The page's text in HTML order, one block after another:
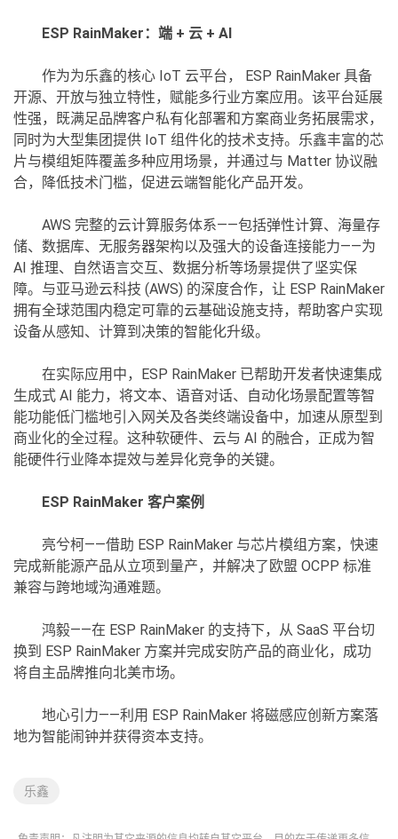
ESP RainMaker：端 + 云 + AI
作为为乐鑫的核心 IoT 云平台， ESP RainMaker 具备
开源、开放与独立特性，赋能多行业方案应用。该平台延展
性强，既满足品牌客户私有化部署和方案商业务拓展需求，
同时为大型集团提供 IoT 组件化的技术支持。乐鑫丰富的芯
片与模组矩阵覆盖多种应用场景，并通过与 Matter 协议融
合，降低技术门槛，促进云端智能化产品开发。
AWS 完整的云计算服务体系——包括弹性计算、海量存
储、数据库、无服务器架构以及强大的设备连接能力——为
AI 推理、自然语言交互、数据分析等场景提供了坚实保
障。与亚马逊云科技 (AWS) 的深度合作，让 ESP RainMaker
拥有全球范围内稳定可靠的云基础设施支持，帮助客户实现
设备从感知、计算到决策的智能化升级。
在实际应用中，ESP RainMaker 已帮助开发者快速集成
生成式 AI 能力，将文本、语音对话、自动化场景配置等智
能功能低门槛地引入网关及各类终端设备中，加速从原型到
商业化的全过程。这种软硬件、云与 AI 的融合，正成为智
能硬件行业降本提效与差异化竞争的关键。
ESP RainMaker 客户案例
亮兮柯——借助 ESP RainMaker 与芯片模组方案，快速
完成新能源产品从立项到量产，并解决了欧盟 OCPP 标准
兼容与跨地域沟通难题。
鸿毅——在 ESP RainMaker 的支持下，从 SaaS 平台切
换到 ESP RainMaker 方案并完成安防产品的商业化，成功
将自主品牌推向北美市场。
地心引力——利用 ESP RainMaker 将磁感应创新方案落
地为智能闹钟并获得资本支持。
乐鑫